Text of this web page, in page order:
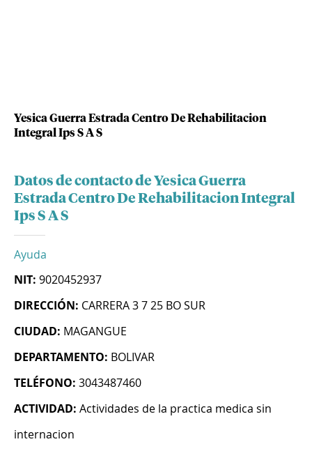
Yesica Guerra Estrada Centro De Rehabilitacion
Integral Ips S A S
Datos de contacto de Yesica Guerra
Estrada Centro De Rehabilitacion Integral
Ips S A S
Ayuda
NIT: 9020452937
DIRECCIÓN: CARRERA 3 7 25 BO SUR
CIUDAD: MAGANGUE
DEPARTAMENTO: BOLIVAR
TELÉFONO: 3043487460
ACTIVIDAD: Actividades de la practica medica sin
internacion